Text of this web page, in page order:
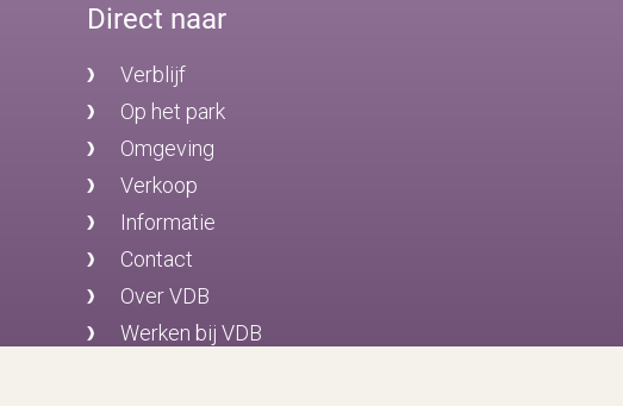
Direct naar
Verblijf
Op het park
Omgeving
Verkoop
Informatie
Contact
Over VDB
Werken bij VDB